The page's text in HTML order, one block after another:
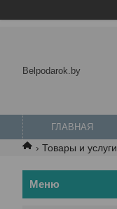
Belpodarok.by
ГЛАВНАЯ
Товары и услуги